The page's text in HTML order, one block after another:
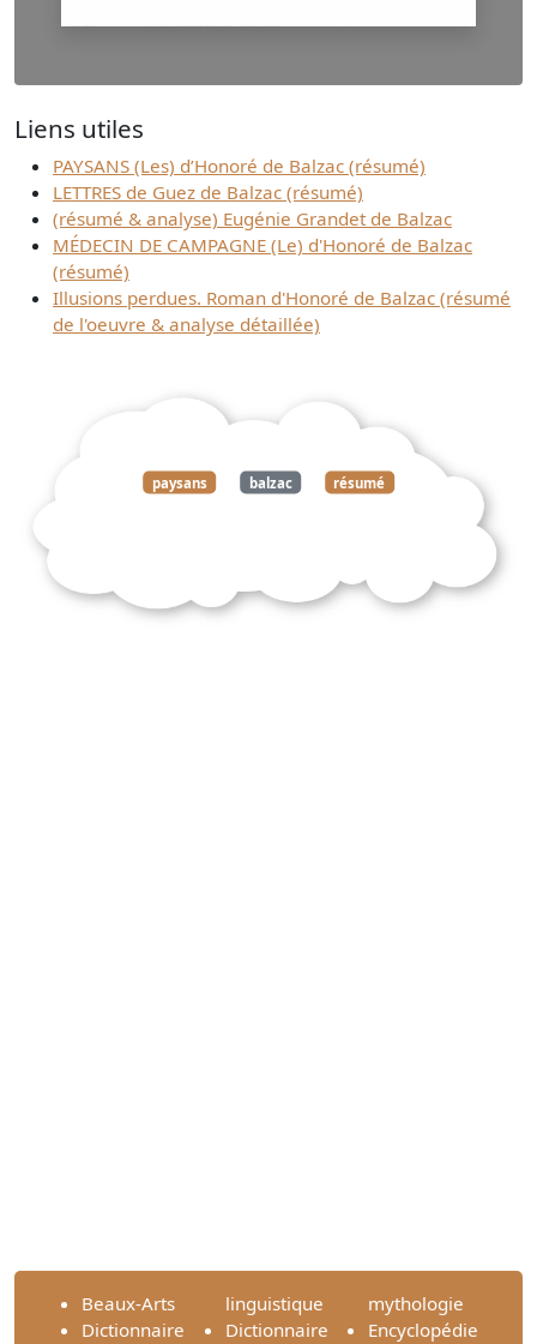
Liens utiles
PAYSANS (Les) d’Honoré de Balzac (résumé)
LETTRES de Guez de Balzac (résumé)
(résumé & analyse) Eugénie Grandet de Balzac
MÉDECIN DE CAMPAGNE (Le) d'Honoré de Balzac
(résumé)
Illusions perdues. Roman d'Honoré de Balzac (résumé
de l'oeuvre & analyse détaillée)
paysans balzac résumé
Beaux-Arts
Dictionnaire
linguistique
Dictionnaire
mythologie
Encyclopédie